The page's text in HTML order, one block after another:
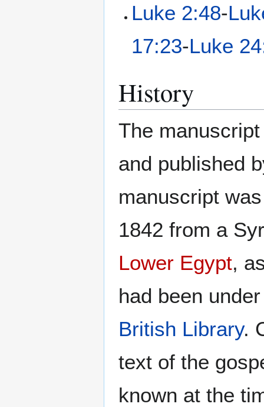
Luke 2:48-
17:23-Luke
History
The
and published
manuscript
1842 from a
Lower Egypt,
had been
British Library.
text of the
known at the